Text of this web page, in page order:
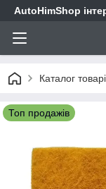
AutoHimShop
Каталог
Топ продажів